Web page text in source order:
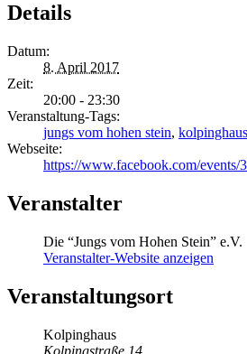
Details
Datum:
8. April 2017
Zeit:
20:00 - 23:30
Veranstaltung-Tags:
jungs vom hohen stein, kolpinghaus
Webseite:
https://www.facebook.com/events/
Veranstalter
Die “Jungs vom Hohen Stein” e.V.
Veranstalter-Website anzeigen
Veranstaltungsort
Kolpinghaus
Kolpingstraße 14